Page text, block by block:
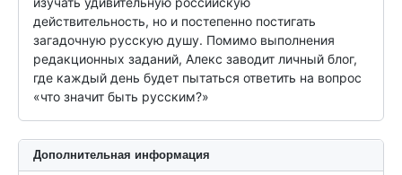
действительность, но и постепенно постигать
загадочную русскую душу. Помимо выполнения
редакционных заданий, Алекс заводит личный блог,
где каждый день будет пытаться ответить на вопрос
«что значит быть русским?»
Дополнительная информация